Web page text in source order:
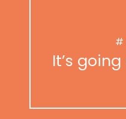
#
It’s